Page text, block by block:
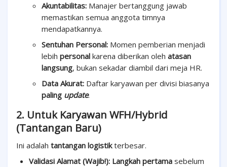
Akuntabilitas: Manajer bertanggung jawab
memastikan semua anggota timnya
mendapatkannya.
Sentuhan Personal: Momen pemberian menjadi
lebih personal karena diberikan oleh atasan
langsung, bukan sekadar diambil dari meja HR.
Data Akurat: Daftar karyawan per divisi biasanya
paling update.
2. Untuk Karyawan WFH/Hybrid
(Tantangan Baru)
Ini adalah tantangan logistikterbesar.
Validasi Alamat (Wajib!): Langkah pertama sebelum